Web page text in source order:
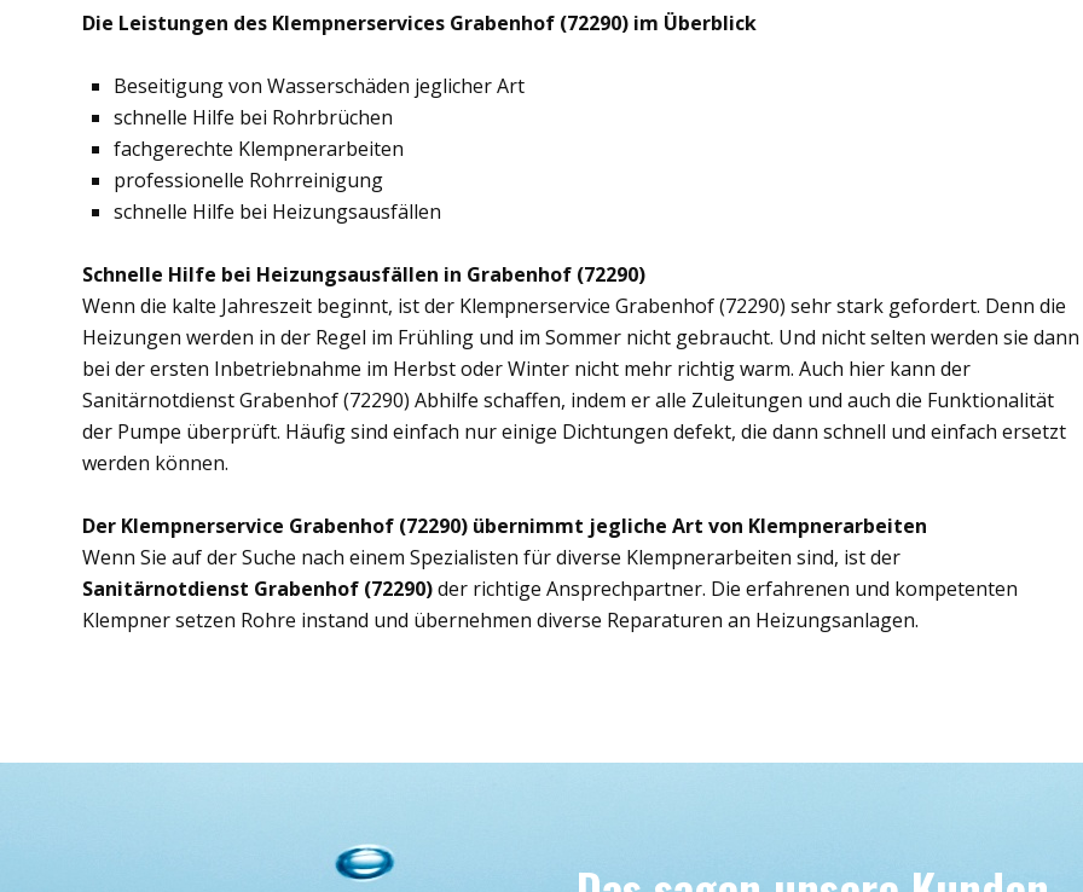
Die Leistungen des Klempnerservices Grabenhof (72290) im Überblick
Beseitigung von Wasserschäden jeglicher Art
schnelle Hilfe bei Rohrbrüchen
fachgerechte Klempnerarbeiten
professionelle Rohrreinigung
schnelle Hilfe bei Heizungsausfällen
Schnelle Hilfe bei Heizungsausfällen in Grabenhof (72290)
Wenn die kalte Jahreszeit beginnt, ist der Klempnerservice Grabenhof (72290) sehr stark gefordert. Denn die
Heizungen werden in der Regel im Frühling und im Sommer nicht gebraucht. Und nicht selten werden sie dann
bei der ersten Inbetriebnahme im Herbst oder Winter nicht mehr richtig warm. Auch hier kann der
Sanitärnotdienst Grabenhof (72290) Abhilfe schaffen, indem er alle Zuleitungen und auch die Funktionalität
der Pumpe überprüft. Häufig sind einfach nur einige Dichtungen defekt, die dann schnell und einfach ersetzt
werden können.
Der Klempnerservice Grabenhof (72290) übernimmt jegliche Art von Klempnerarbeiten
Wenn Sie auf der Suche nach einem Spezialisten für diverse Klempnerarbeiten sind, ist der
Sanitärnotdienst Grabenhof (72290)der richtige Ansprechpartner. Die erfahrenen und kompetenten
Klempner setzen Rohre instand und übernehmen diverse Reparaturen an Heizungsanlagen.